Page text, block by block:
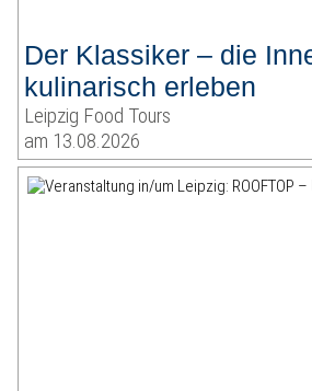
Der Klassiker – die
kulinarisch erleben
Leipzig Food Tours
am 13.08.2026